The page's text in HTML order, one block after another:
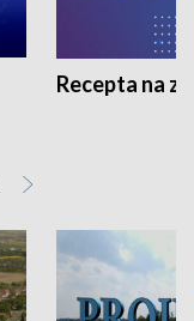
Recepta na